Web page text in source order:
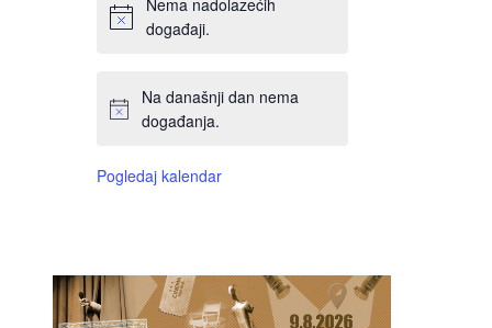
Nema nadolazećih
događaji.
Na današnji dan nema
događanja.
Pogledaj kalendar